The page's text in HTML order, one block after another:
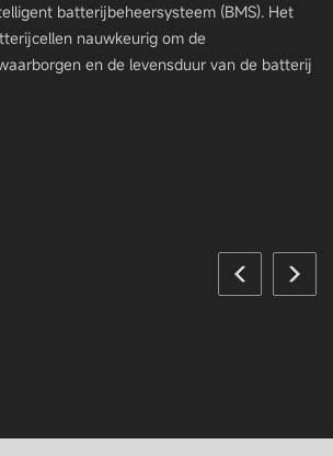
batterijbeheersysteem (BMS). Het
nauwkeurig om de
en de levensduur van de batterij